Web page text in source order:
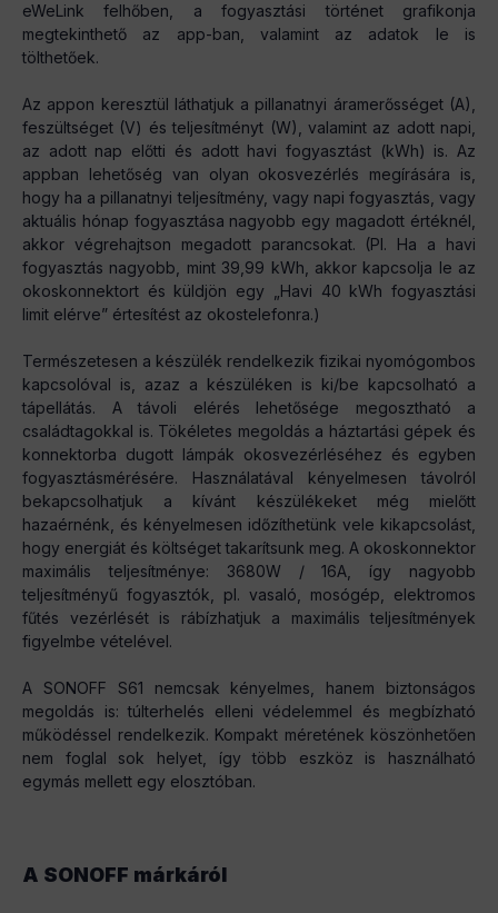
eWeLink felhőben, a fogyasztási történet grafikonja
megtekinthető az app-ban, valamint az adatok le is
tölthetőek.
Az appon keresztül láthatjuk a pillanatnyi áramerősséget (A),
feszültséget (V) és teljesítményt (W), valamint az adott napi,
az adott nap előtti és adott havi fogyasztást (kWh) is. Az
appban lehetőség van olyan okosvezérlés megírására is,
hogy ha a pillanatnyi teljesítmény, vagy napi fogyasztás, vagy
aktuális hónap fogyasztása nagyobb egy magadott értéknél,
akkor végrehajtson megadott parancsokat. (Pl. Ha a havi
fogyasztás nagyobb, mint 39,99 kWh, akkor kapcsolja le az
okoskonnektort és küldjön egy „Havi 40 kWh fogyasztási
limit elérve” értesítést az okostelefonra.)
Természetesen a készülék rendelkezik fizikai nyomógombos
kapcsolóval is, azaz a készüléken is ki/be kapcsolható a
tápellátás. A távoli elérés lehetősége megosztható a
családtagokkal is. Tökéletes megoldás a háztartási gépek és
konnektorba dugott lámpák okosvezérléséhez és egyben
fogyasztásmérésére. Használatával kényelmesen távolról
bekapcsolhatjuk a kívánt készülékeket még mielőtt
hazaérnénk, és kényelmesen időzíthetünk vele kikapcsolást,
hogy energiát és költséget takarítsunk meg. A okoskonnektor
maximális teljesítménye: 3680W / 16A, így nagyobb
teljesítményű fogyasztók, pl. vasaló, mosógép, elektromos
fűtés vezérlését is rábízhatjuk a maximális teljesítmények
figyelmbe vételével.
A SONOFF S61 nemcsak kényelmes, hanem biztonságos
megoldás is: túlterhelés elleni védelemmel és megbízható
működéssel rendelkezik. Kompakt méretének köszönhetően
nem foglal sok helyet, így több eszköz is használható
egymás mellett egy elosztóban.
A SONOFF márkáról